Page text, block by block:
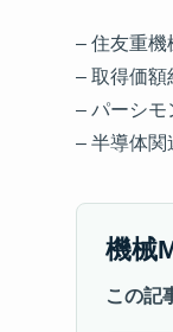
– 住友重機
– 取得価額
– パーシモ
– 半導体関
機械
この記